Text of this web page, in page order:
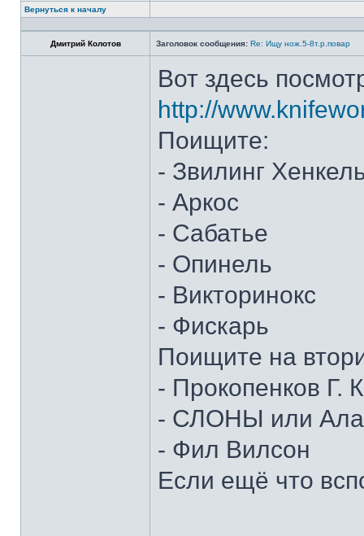
Вернуться к началу
Дмитрий Колотов Заголовок сообщения: Re: Ищу нож.5-8т.р.повар
Вот здесь
http://
Поищите:
- Звилинг
- Аркос
- Сабатье
- Опинель
- Викторинокс
- Фискарь
Поищите на
- Прокопенков Г.
- СЛОНЫ или
- Фил Вилсон
Если ещё что